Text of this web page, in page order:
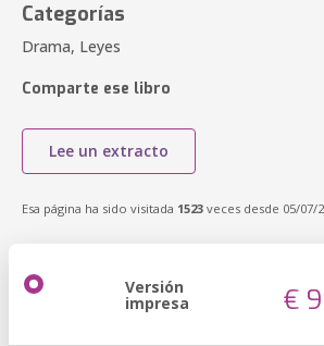
Categorías
Drama, Leyes
Comparte ese libro
Lee un extracto
Esa página ha sido visitada 1523 veces desde 05/07/
Versión
impresa €